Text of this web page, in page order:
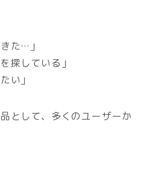
た…」
探している」
い」
として、多くのユーザーか